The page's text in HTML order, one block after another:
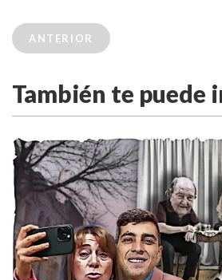
ANTERIOR
También te puede